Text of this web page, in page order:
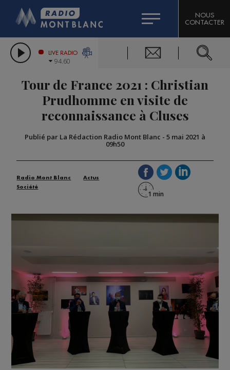
LES CHRONIQUES DE L'EXPERT
CITIZEN MACHINERY
GRAND MASSIF DOMAINES SKIABLES
BIGARD
COMPAGNIE DU MONT-BLANC
NOUS
CONTACTER
LIVE RADIO
94.60
Tour de France 2021 : Christian
Prudhomme en visite de
reconnaissance à Cluses
Publié par La Rédaction Radio Mont Blanc - 5 mai 2021 à
09h50
Radio Mont Blanc
Actus
Société